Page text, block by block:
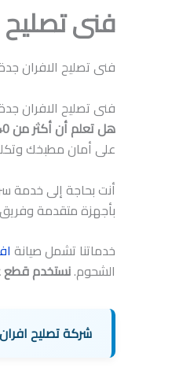
فنى تصليح
فنى تصليح الافران
فنى تصليح الافران
هل تعلم أن أكثر من 40% من أعطال الطباخات في المنازل يمكن تجنبها بصيانة دورية بسيطة؟
على أمان مطبخك
أنت بحاجة إلى خدمة
بأجهزة متقدمة
خدماتنا تشمل صيانة
الشحوم.نستخدم قطع
شركة تصليح